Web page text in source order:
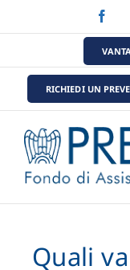
al
RICHIEDI UN
Quali